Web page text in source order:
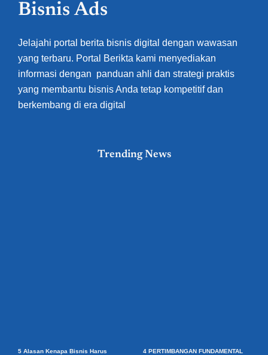
Bisnis Ads
Jelajahi portal berita bisnis digital dengan wawasan
yang terbaru. Portal Berikta kami menyediakan
informasi dengan panduan ahli dan strategi praktis
yang membantu bisnis Anda tetap kompetitif dan
berkembang di era digital
Trending News
5 Alasan Kenapa Bisnis Harus
4 PERTIMBANGAN FUNDAMENTAL